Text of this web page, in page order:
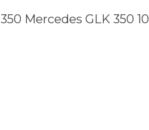
Mercedes GLK 350 10